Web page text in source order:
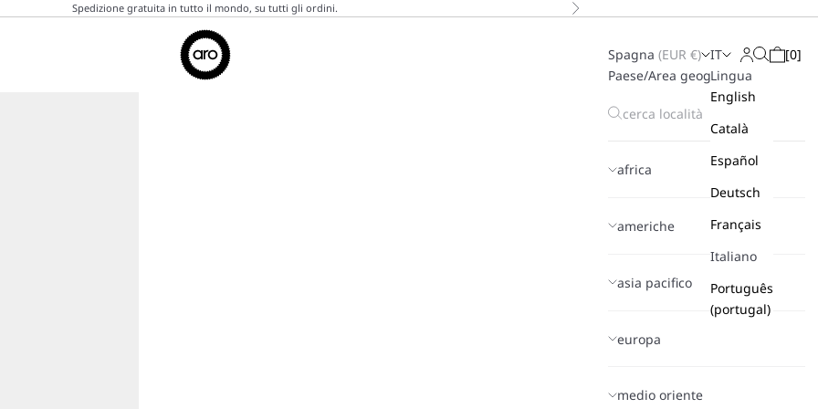
Spedizione gratuita in tutto il mondo, su tutti gli ordini. Successivo
Aro
Spagna (EUR €)
Paese/Area geografica
africa
americhe
asia pacifico
europa
medio oriente
IT
Lingua
English
Català
Español
Deutsch
Français
Italiano
Português
(portugal)
Login
CercaCarrello
[0]